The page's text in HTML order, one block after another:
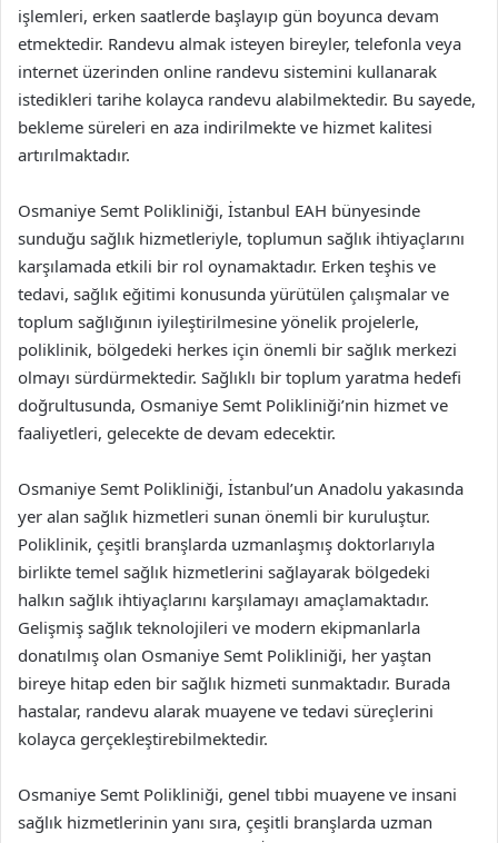
işlemleri, erken saatlerde başlayıp gün boyunca devam
etmektedir. Randevu almak isteyen bireyler, telefonla veya
internet üzerinden online randevu sistemini kullanarak
istedikleri tarihe kolayca randevu alabilmektedir. Bu sayede,
bekleme süreleri en aza indirilmekte ve hizmet kalitesi
artırılmaktadır.
Osmaniye Semt Polikliniği, İstanbul EAH bünyesinde
sunduğu sağlık hizmetleriyle, toplumun sağlık ihtiyaçlarını
karşılamada etkili bir rol oynamaktadır. Erken teşhis ve
tedavi, sağlık eğitimi konusunda yürütülen çalışmalar ve
toplum sağlığının iyileştirilmesine yönelik projelerle,
poliklinik, bölgedeki herkes için önemli bir sağlık merkezi
olmayı sürdürmektedir. Sağlıklı bir toplum yaratma hedefi
doğrultusunda, Osmaniye Semt Polikliniği’nin hizmet ve
faaliyetleri, gelecekte de devam edecektir.
Osmaniye Semt Polikliniği, İstanbul’un Anadolu yakasında
yer alan sağlık hizmetleri sunan önemli bir kuruluştur.
Poliklinik, çeşitli branşlarda uzmanlaşmış doktorlarıyla
birlikte temel sağlık hizmetlerini sağlayarak bölgedeki
halkın sağlık ihtiyaçlarını karşılamayı amaçlamaktadır.
Gelişmiş sağlık teknolojileri ve modern ekipmanlarla
donatılmış olan Osmaniye Semt Polikliniği, her yaştan
bireye hitap eden bir sağlık hizmeti sunmaktadır. Burada
hastalar, randevu alarak muayene ve tedavi süreçlerini
kolayca gerçekleştirebilmektedir.
Osmaniye Semt Polikliniği, genel tıbbi muayene ve insani
sağlık hizmetlerinin yanı sıra, çeşitli branşlarda uzman